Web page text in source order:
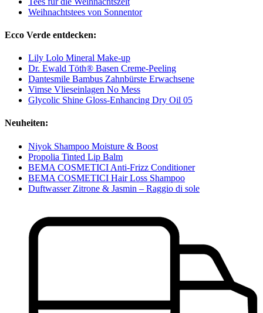
Weihnachtstees von Sonnentor
Ecco Verde entdecken:
Lily Lolo Mineral Make-up
Dr. Ewald Töth® Basen Creme-Peeling
Dantesmile Bambus Zahnbürste Erwachsene
Vimse Vlieseinlagen No Mess
Glycolic Shine Gloss-Enhancing Dry Oil 05
Neuheiten:
Niyok Shampoo Moisture & Boost
Propolia Tinted Lip Balm
BEMA COSMETICI Anti-Frizz Conditioner
BEMA COSMETICI Hair Loss Shampoo
Duftwasser Zitrone & Jasmin – Raggio di sole